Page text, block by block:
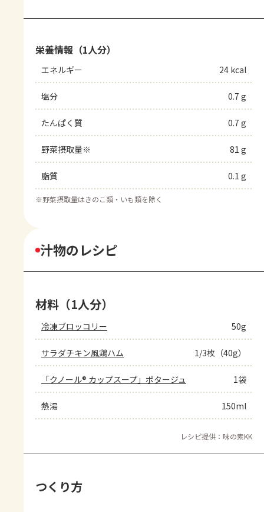
栄養情報（1人分）
エネルギー 24 kcal
塩分 0.7 g
たんぱく質 0.7 g
野菜摂取量※ 81 g
脂質 0.1 g
※野菜摂取量はきのこ類・いも類を除く
汁物のレシピ
材料（1人分）
冷凍ブロッコリー 50g
サラダチキン風鶏ハム 1/3枚（40g）
「クノール® カップスープ」ポタージュ 1袋
熱湯 150ml
レシピ提供：味の素KK
つくり方